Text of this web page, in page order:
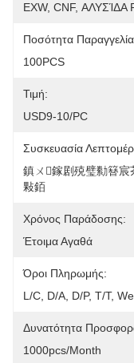
EXW, CNF,
Ποσότητα
100PCS
Τιμή:
USD9-10/PC
Συσκευασία
鎮ㄨ鎵剧殑璧勬簮
敤銆
Χρόνος Παράδοσης:
Έτοιμα Αγαθά
Όροι Πληρωμής:
L/C, D/A, D/P, T/T,
Δυνατότητα
1000pcs/month